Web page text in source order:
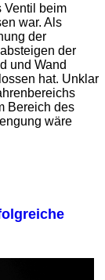
Ventil beim
war. Als
der
der
und Wand
hat. Unklar
Bereich des
wäre